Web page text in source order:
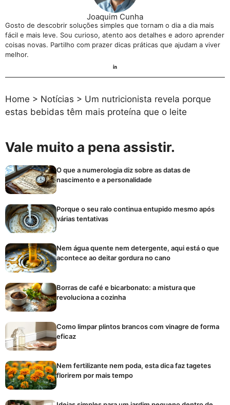
Joaquim Cunha
Gosto de descobrir soluções simples que tornam o dia a dia mais
fácil e mais leve. Sou curioso, atento aos detalhes e adoro aprender
coisas novas. Partilho com prazer dicas práticas que ajudam a viver
melhor.
Home > Notícias > Um nutricionista revela porque
estas bebidas têm mais proteína que o leite
Vale muito a pena assistir.
O que a numerologia diz sobre as datas de
nascimento e a personalidade
Porque o seu ralo continua entupido mesmo após
várias tentativas
Nem água quente nem detergente, aqui está o que
acontece ao deitar gordura no cano
Borras de café e bicarbonato: a mistura que
revoluciona a cozinha
Como limpar plintos brancos com vinagre de forma
eficaz
Nem fertilizante nem poda, esta dica faz tagetes
florirem por mais tempo